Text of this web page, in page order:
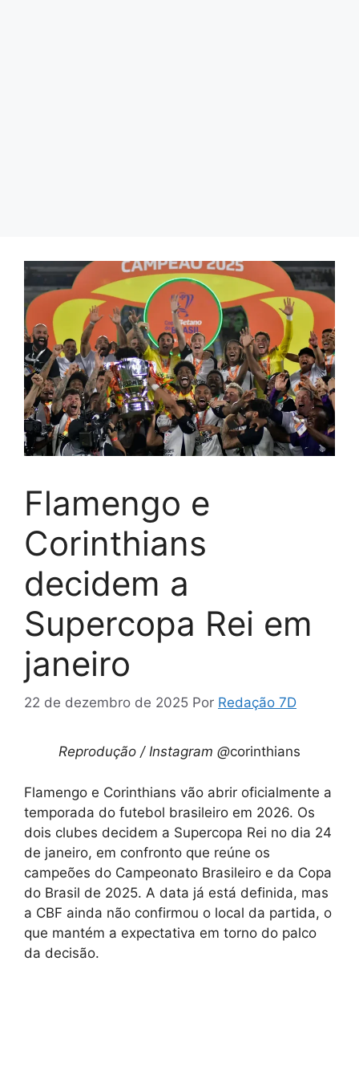
Flamengo e
Corinthians
decidem a
Supercopa Rei em
janeiro
22 de dezembro de 2025 Por Redação 7D
Reprodução / Instagram @corinthians
Flamengo e Corinthians vão abrir oficialmente a
temporada do futebol brasileiro em 2026. Os
dois clubes decidem a Supercopa Rei no dia 24
de janeiro, em confronto que reúne os
campeões do Campeonato Brasileiro e da Copa
do Brasil de 2025. A data já está definida, mas
a CBF ainda não confirmou o local da partida, o
que mantém a expectativa em torno do palco
da decisão.